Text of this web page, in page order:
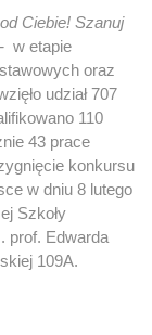
Ciebie! Szanuj
w etapie
oraz
udział 707
110
43 prace
konkursu
w dniu 8 lutego
Szkoły
prof. Edwarda
109A.